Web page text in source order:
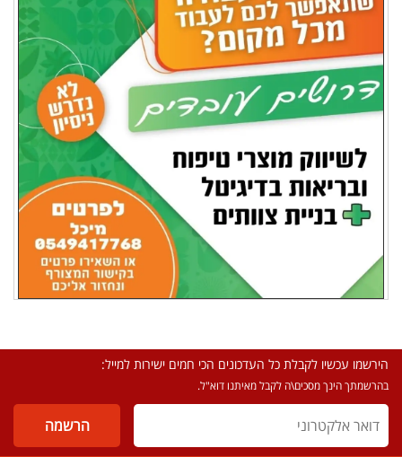
הירשמו עכשיו לקבלת כל העדכונים הכי חמים ישירות למייל:
בהרשמתך הינך מסכים\ה לקבל מאיתנו דוא"ל.